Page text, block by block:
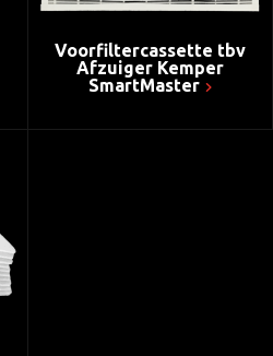
Voorfiltercassette tbv
Afzuiger Kemper
SmartMaster